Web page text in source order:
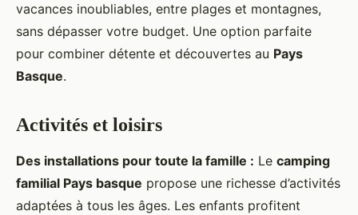
vacances inoubliables, entre plages et montagnes,
sans dépasser votre budget. Une option parfaite
pour combiner détente et découvertes au Pays
Basque.
Activités et loisirs
Des installations pour toute la famille : Le camping
familial Pays basque propose une richesse d’activités
adaptées à tous les âges. Les enfants profitent